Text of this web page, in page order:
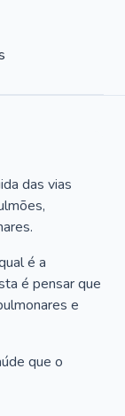
das vias
é a
é pensar que
e
que o